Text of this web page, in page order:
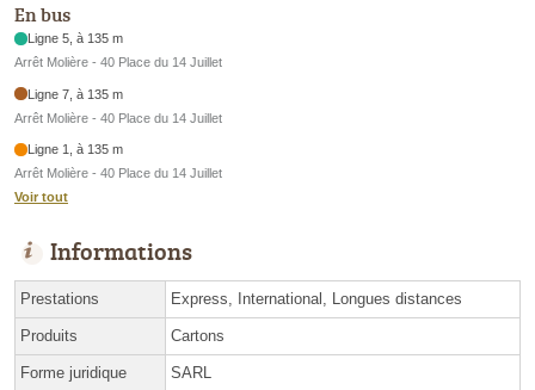
En bus
Ligne 5, à 135 m
Arrêt Molière - 40 Place du 14 Juillet
Ligne 7, à 135 m
Arrêt Molière - 40 Place du 14 Juillet
Ligne 1, à 135 m
Arrêt Molière - 40 Place du 14 Juillet
Voir tout
Informations
Prestations Express, International, Longues distances
Produits Cartons
Forme juridique SARL